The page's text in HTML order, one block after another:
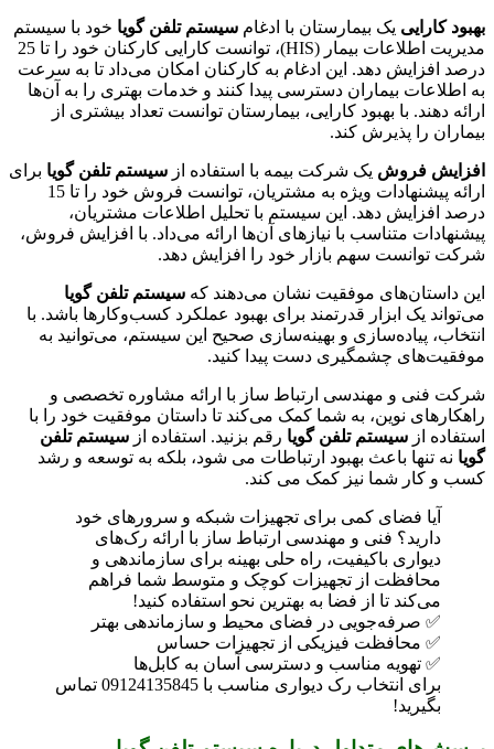
بهبود کارایی یک بیمارستان با ادغام سیستم تلفن گویا خود با سیستم
مدیریت اطلاعات بیمار (HIS)، توانست کارایی کارکنان خود را تا 25
درصد افزایش دهد. این ادغام به کارکنان امکان می‌داد تا به سرعت
به اطلاعات بیماران دسترسی پیدا کنند و خدمات بهتری را به آن‌ها
ارائه دهند. با بهبود کارایی، بیمارستان توانست تعداد بیشتری از
بیماران را پذیرش کند.
افزایش فروش یک شرکت بیمه با استفاده از سیستم تلفن گویا برای
ارائه پیشنهادات ویژه به مشتریان، توانست فروش خود را تا 15
درصد افزایش دهد. این سیستم با تحلیل اطلاعات مشتریان،
پیشنهادات متناسب با نیازهای آن‌ها ارائه می‌داد. با افزایش فروش،
شرکت توانست سهم بازار خود را افزایش دهد.
این داستان‌های موفقیت نشان می‌دهند که سیستم تلفن گویا
می‌تواند یک ابزار قدرتمند برای بهبود عملکرد کسب‌وکارها باشد. با
انتخاب، پیاده‌سازی و بهینه‌سازی صحیح این سیستم، می‌توانید به
موفقیت‌های چشمگیری دست پیدا کنید.
شرکت فنی و مهندسی ارتباط ساز با ارائه مشاوره تخصصی و
راهکارهای نوین، به شما کمک می‌کند تا داستان موفقیت خود را با
استفاده از سیستم تلفن گویا رقم بزنید. استفاده از سیستم تلفن
گویا نه تنها باعث بهبود ارتباطات می شود، بلکه به توسعه و رشد
کسب و کار شما نیز کمک می کند.
آیا فضای کمی برای تجهیزات شبکه و سرورهای خود
دارید؟ فنی و مهندسی ارتباط ساز با ارائه رک‌های
دیواری باکیفیت، راه حلی بهینه برای سازماندهی و
محافظت از تجهیزات کوچک و متوسط شما فراهم
می‌کند تا از فضا به بهترین نحو استفاده کنید!
✅ صرفه‌جویی در فضای محیط و سازماندهی بهتر
✅ محافظت فیزیکی از تجهیزات حساس
✅ تهویه مناسب و دسترسی آسان به کابل‌ها
برای انتخاب رک دیواری مناسب با 09124135845 تماس
بگیرید!